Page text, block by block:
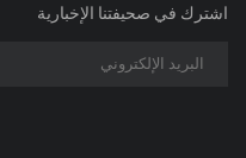
اشترك في صحيفتنا الإخبارية